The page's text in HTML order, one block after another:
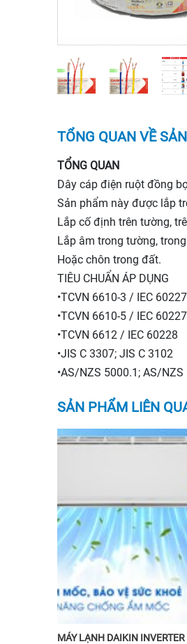
TỔNG QUAN VỀ
TỔNG QUAN
Dây cáp điện ruột đồng
Sản phẩm này được lắp
Lắp cố định trên tường,
Lắp âm trong tường,
Hoặc chôn trong đất.
TIÊU CHUẨN ÁP DỤNG
•TCVN 6610-3 / IEC
•TCVN 6610-5 / IEC
•TCVN 6612 / IEC 60228
•JIS C 3307; JIS C 3102
•AS/NZS 5000.1; AS/NZS
SẢN PHẨM LIÊN
MÁY LẠNH DAIKIN